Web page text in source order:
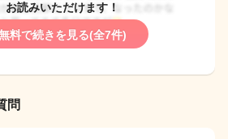
お読みいただけます！
料で続きを見る(全7件)
問